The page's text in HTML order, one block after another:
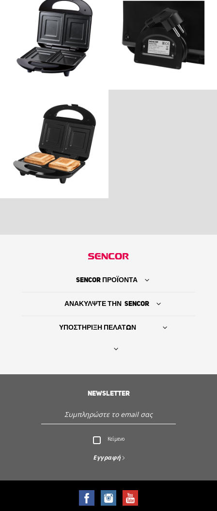
Εξυπηρέτηση - Υποστήριξη πελατών
SENCOR ΠΡΟΪΟΝΤΑ
ΑΝΑΚΥΛΨΤΕ ΤΗΝ SENCOR
ΥΠΟΣΤΗΡΙΞΗ ΠΕΛΑΤΩΝ
NEWSLETTER
Κείμενο
Εγγραφή